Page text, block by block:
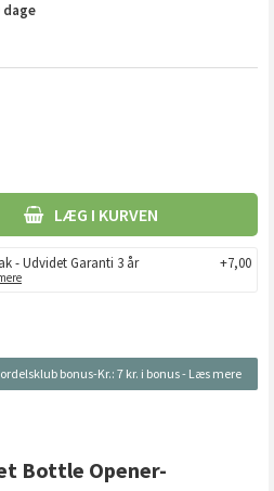
dage
LÆG I KURVEN
- Udvidet Garanti 3 år +7,00
bonus-Kr.: 7 kr. i bonus- Læs mere
Bottle Opener-